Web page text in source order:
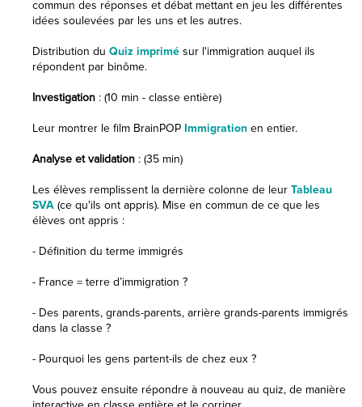
commun des réponses et débat mettant en jeu les différentes
idées soulevées par les uns et les autres.
Distribution du Quiz imprimé sur l'immigration auquel ils
répondent par binôme.
Investigation : (10 min - classe entière)
Leur montrer le film BrainPOP Immigration en entier.
Analyse et validation : (35 min)
Les élèves remplissent la dernière colonne de leur Tableau
SVA (ce qu'ils ont appris). Mise en commun de ce que les
élèves ont appris :
- Définition du terme immigrés
- France = terre d’immigration ?
- Des parents, grands-parents, arrière grands-parents immigrés
dans la classe ?
- Pourquoi les gens partent-ils de chez eux ?
Vous pouvez ensuite répondre à nouveau au quiz, de manière